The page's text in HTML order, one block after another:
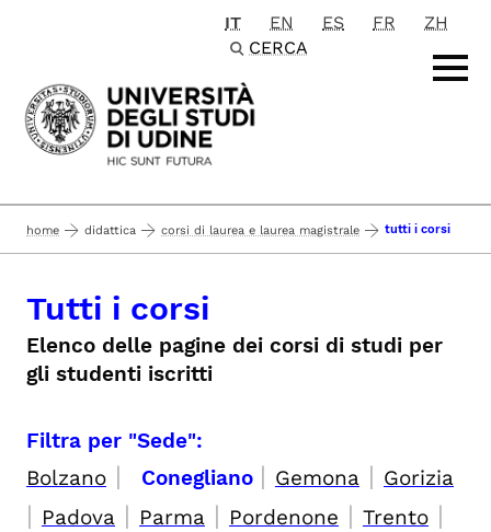
Passa al contenuto principale
IT EN ES FR
ZH
CERCA
home didattica corsi di laurea e laurea magistrale tutti i corsi
Tutti i corsi
Elenco delle pagine dei corsi di studi per
gli studenti iscritti
Filtra per "Sede":
Bolzano | Conegliano | Gemona | Gorizia
| Padova | Parma | Pordenone | Trento |